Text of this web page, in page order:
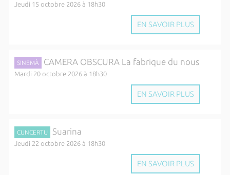
Jeudi 15 octobre 2026 à 18h30
EN SAVOIR PLUS
SINEMÀ CAMERA OBSCURA La fabrique du nous
Mardi 20 octobre 2026 à 18h30
EN SAVOIR PLUS
CUNCERTU Suarina
Jeudi 22 octobre 2026 à 18h30
EN SAVOIR PLUS